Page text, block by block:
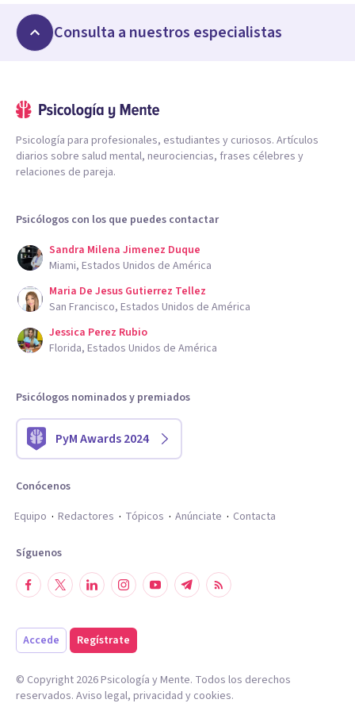
Consulta a nuestros especialistas
Psicología para profesionales, estudiantes y curiosos. Artículos
diarios sobre salud mental, neurociencias, frases célebres y
relaciones de pareja.
Psicólogos con los que puedes contactar
Sandra Milena Jimenez Duque
Miami, Estados Unidos de América
Maria De Jesus Gutierrez Tellez
San Francisco, Estados Unidos de América
Jessica Perez Rubio
Florida, Estados Unidos de América
Psicólogos nominados y premiados
PyM Awards 2024
Conócenos
Equipo
Redactores Tópicos Anúnciate Contacta
Síguenos
Accede Regístrate
© Copyright 2026Psicología y Mente. Todos los derechos
reservados. Aviso legal, privacidad y cookies.